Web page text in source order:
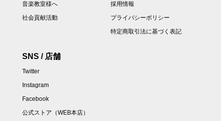
音楽教室様へ
社会貢献活動
採用情報
プライバシーポリシー
特定商取引法に基づく表記
SNS / 店舗
Twitter
Instagram
Facebook
公式ストア（WEB本店）